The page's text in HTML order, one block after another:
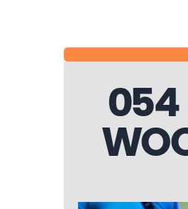
054